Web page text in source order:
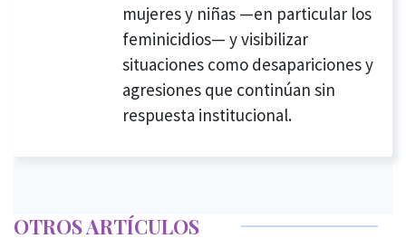
mujeres y niñas —en particular los
feminicidios— y visibilizar
situaciones como desapariciones y
agresiones que continúan sin
respuesta institucional.
OTROS ARTÍCULOS